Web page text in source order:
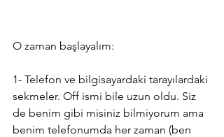
O zaman başlayalım:
1- Telefon ve bilgisayardaki tarayılardaki
sekmeler. Off ismi bile uzun oldu. Siz
de benim gibi misiniz bilmiyorum ama
benim telefonumda her zaman (ben